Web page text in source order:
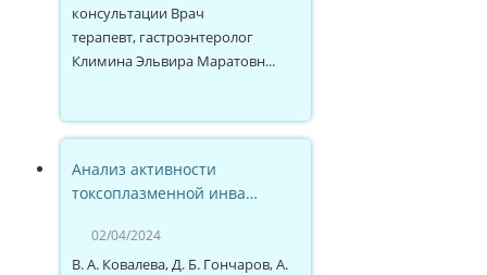
консультации Врач
терапевт, гастроэнтеролог
Климина Эльвира Маратовн...
Анализ активности
токсоплазменной инва…
02/04/2024
В. А. Ковалева, Д. Б. Гончаров, А.